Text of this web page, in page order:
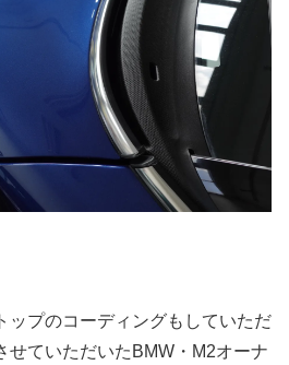
ップのコーディングもしていただ
せていただいたBMW・M2オーナ